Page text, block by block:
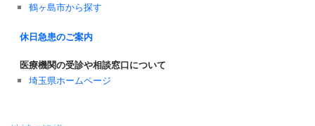
鶴ヶ島市から探す
休日急患のご案内
医療機関の受診や相談窓口について
埼玉県ホームページ